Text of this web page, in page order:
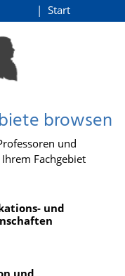
Start
browsen
und
Fachgebiet
und
und